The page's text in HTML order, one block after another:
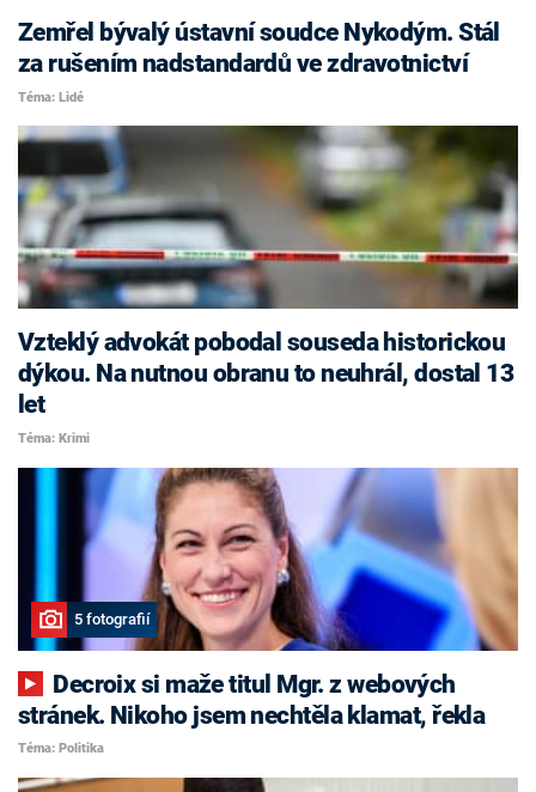
Zemřel bývalý ústavní soudce Nykodým. Stál
za rušením nadstandardů ve zdravotnictví
Téma: Lidé
Vzteklý advokát pobodal souseda historickou
dýkou. Na nutnou obranu to neuhrál, dostal 13
let
Téma: Krimi
5 fotografií
stránek. Nikoho jsem nechtěla klamat, řekla
Téma: Politika